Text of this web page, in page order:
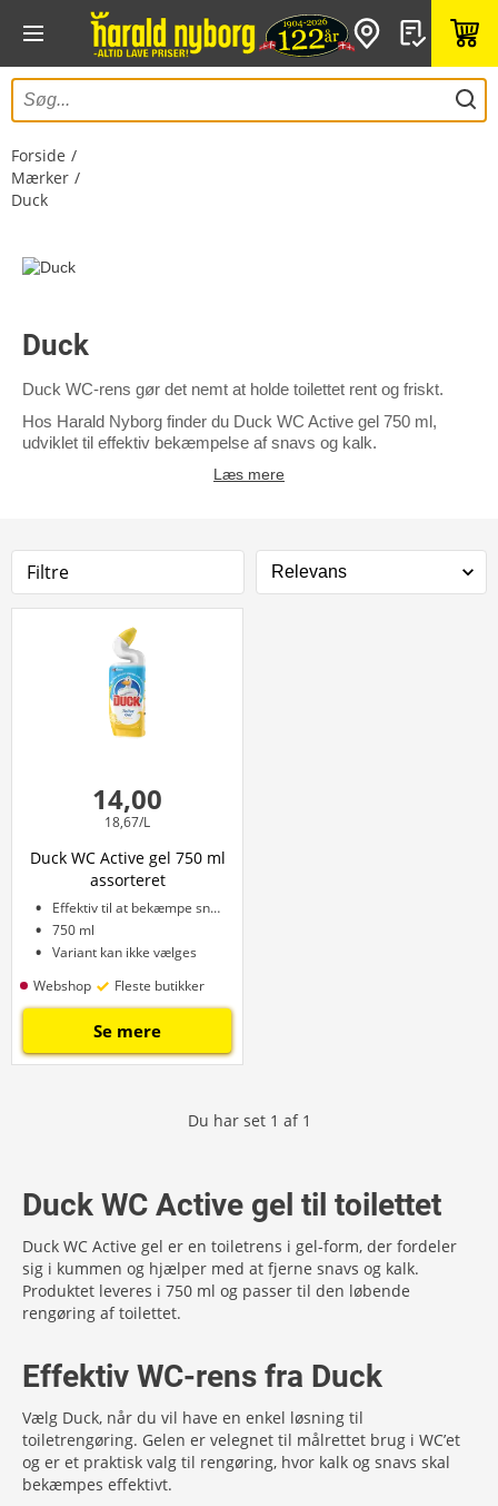
Forside
Mærker
Duck
Duck
Duck WC-rens gør det nemt at holde toilettet rent og friskt.
Hos Harald Nyborg finder du Duck WC Active gel 750 ml,
udviklet til effektiv bekæmpelse af snavs og kalk.
Læs mere
Filtre
14,00
18,67/L
Duck WC Active gel 750 ml
assorteret
Effektiv til at bekæmpe snavs og kalk
750 ml
Variant kan ikke vælges
Webshop
Fleste butikker
Se mere
Du har set 1 af 1
Duck WC Active gel til toilettet
Duck WC Active gel er en toiletrens i gel-form, der fordeler
sig i kummen og hjælper med at fjerne snavs og kalk.
Produktet leveres i 750 ml og passer til den løbende
rengøring af toilettet.
Effektiv WC-rens fra Duck
Vælg Duck, når du vil have en enkel løsning til
toiletrengøring. Gelen er velegnet til målrettet brug i WC’et
og er et praktisk valg til rengøring, hvor kalk og snavs skal
bekæmpes effektivt.